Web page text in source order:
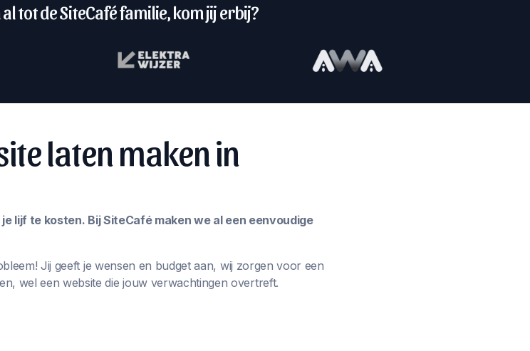
tot de SiteCafé familie, kom jij erbij?
laten maken in
lijf te kosten. Bij SiteCafé maken we al een eenvoudige
Jij geeft je wensen en budget aan, wij zorgen voor een
wel een website die jouw verwachtingen overtreft.